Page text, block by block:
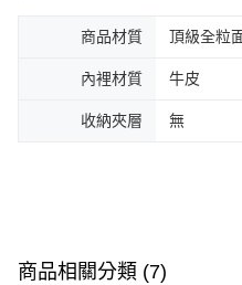
商品材質 頂級全粒
內裡材質 牛皮
收納夾層 無
商品相關分類 (7)